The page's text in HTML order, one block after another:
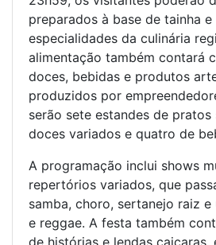
preparados à base de tainha
especialidades da culinária
alimentação também contará
doces, bebidas e produtos
produzidos por
serão sete estandes de
doces variados e quatro de
A programação inclui shows
repertórios variados, que
samba, choro, sertanejo raiz
e reggae. A festa também